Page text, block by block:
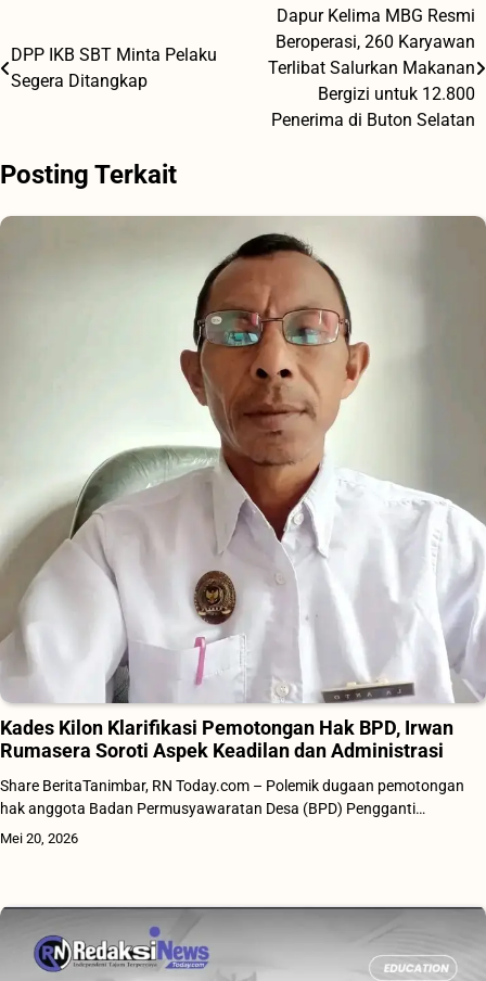
pos
DPP IKB SBT Minta Pelaku
Segera Ditangkap
Dapur Kelima MBG Resmi
Beroperasi, 260 Karyawan
Terlibat Salurkan Makanan
Bergizi untuk 12.800
Penerima di Buton Selatan
Posting Terkait
Kades Kilon Klarifikasi Pemotongan Hak BPD, Irwan
Rumasera Soroti Aspek Keadilan dan Administrasi
Share BeritaTanimbar, RN Today.com – Polemik dugaan pemotongan
hak anggota Badan Permusyawaratan Desa (BPD) Pengganti…
Mei 20, 2026